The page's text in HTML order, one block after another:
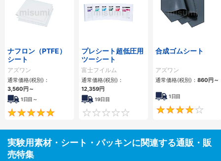
ナフロン（PTFE）
シート
アズワン
通常価格(税別)：
3,560円 ～
1日目～
5
プレシート超低圧用
ツーシート
富士フイルム
通常価格(税別)：
12,359円
19日目
0
合成ゴムシート
アズワン
通常価格(税別)： 860円 ～
1日目
実験用素材・シート・パッキンに関連する通販・販
売特集